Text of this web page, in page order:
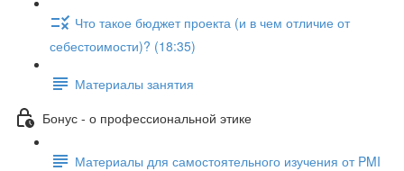
Что такое бюджет проекта (и в чем отличие от
себестоимости)? (18:35)
Материалы занятия
Бонус - о профессиональной этике
Материалы для самостоятельного изучения от PMI